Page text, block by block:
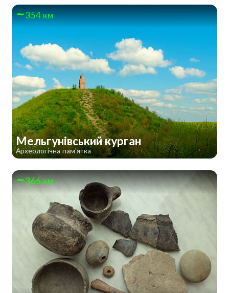
354 км
Мельгунівський курган
Археологічна пам'ятка
366 км